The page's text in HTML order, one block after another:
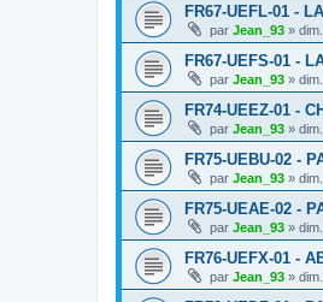
FR67-UEFL-01 -
par Jean_93 »
FR67-UEFS-01 -
par Jean_93 »
FR74-UEEZ-01 -
par Jean_93 »
FR75-UEBU-02 -
par Jean_93 »
FR75-UEAE-02 -
par Jean_93 »
FR76-UEFX-01 -
par Jean_93 »